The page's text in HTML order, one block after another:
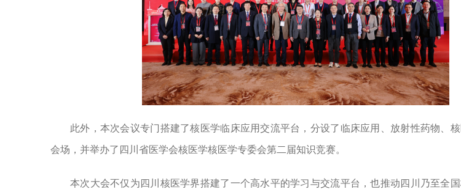
此外，本次会议专门搭建了核医学临床应用交流平台，分设了临床应用、放射性药物、
会场，并举办了四川省医学会核医学核医学专委会第二届知识竞赛。
本次大会不仅为四川核医学界搭建了一个高水平的学习与交流平台，也推动四川乃至全